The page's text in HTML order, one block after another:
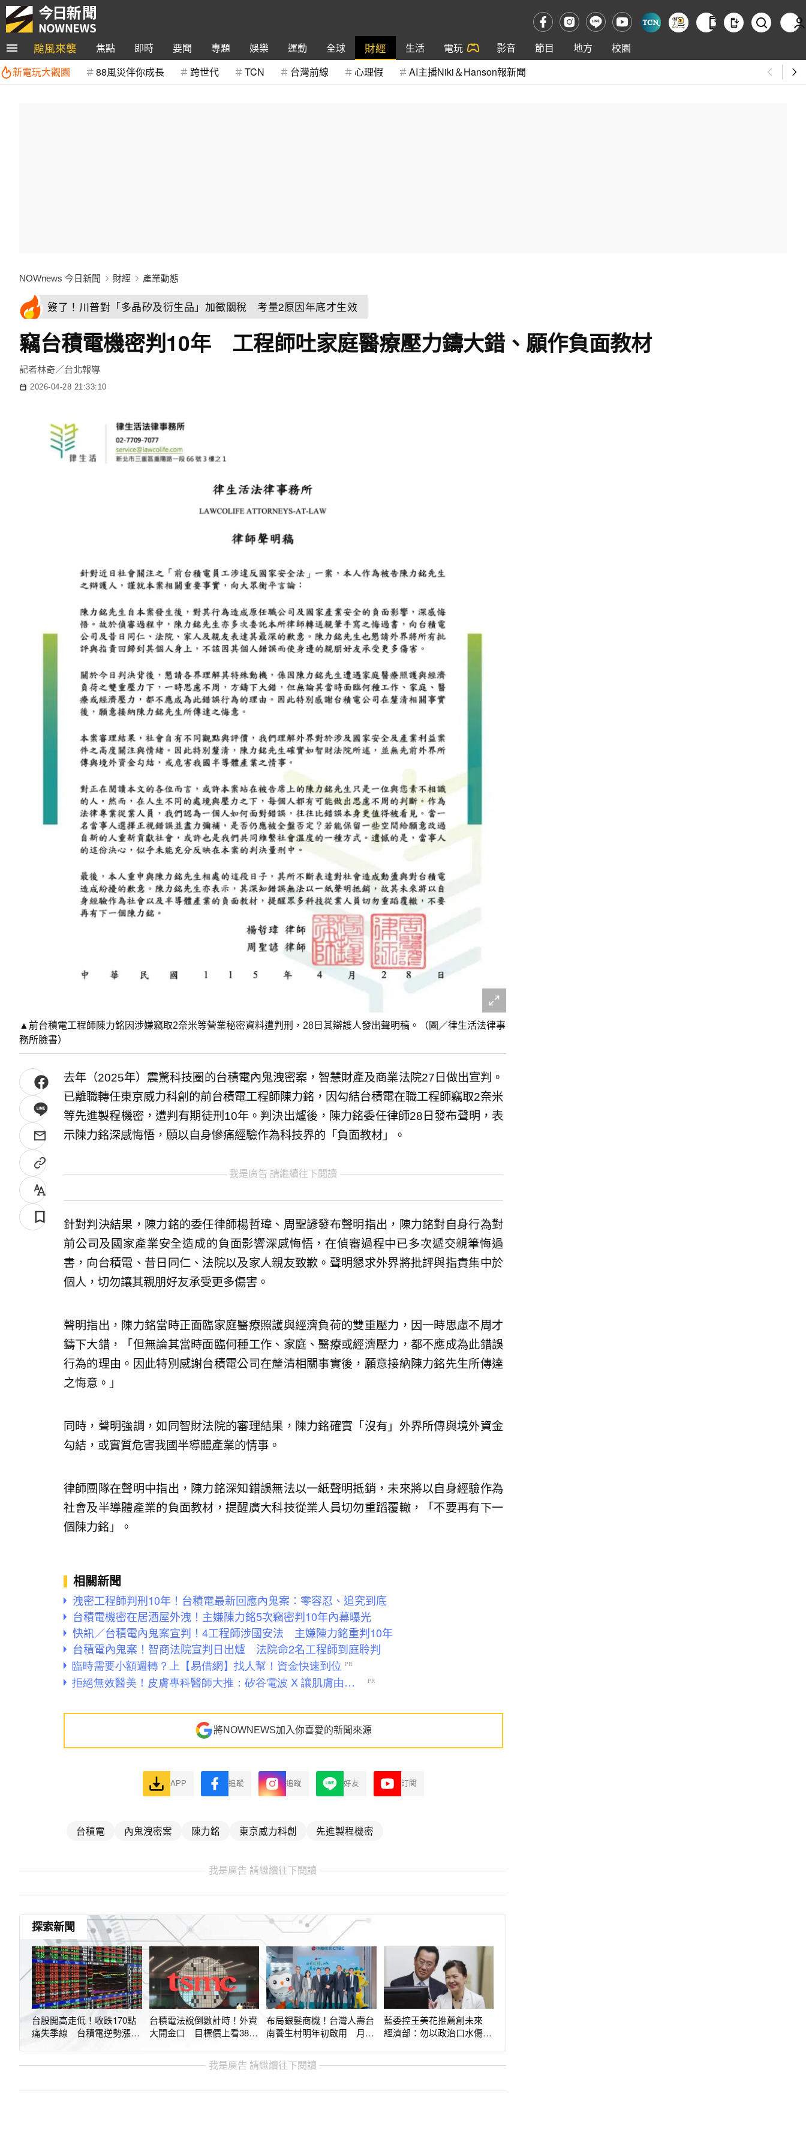
颱風來襲 焦點 即時 要聞 專題 娛樂 運動 全球 財經 生活 電玩 影音 節目 地方
校園
新電玩大觀園
88風災伴你成長 跨世代 TCN 台灣前線 心理假 AI主播Niki＆Hanson報新聞
NOWnews 今日新聞 財經 產業動態
簽了！川普對「多晶矽及衍生品」加徵關稅 考量2原因年底才生效
竊台積電機密判10年 工程師吐家庭醫療壓力鑄大錯、願作負面教材
記者林奇／台北報導
2026-04-28 21:33:10
▲前台積電工程師陳力銘因涉嫌竊取2奈米等營業秘密資料遭判刑，28日其辯護人發出聲明稿。（圖／律生活法律事
務所臉書）
去年（2025年）震驚科技圈的台積電內鬼洩密案，智慧財產及商業法院27日做出宣判。
已離職轉任東京威力科創的前台積電工程師陳力銘，因勾結台積電在職工程師竊取2奈米
等先進製程機密，遭判有期徒刑10年。判決出爐後，陳力銘委任律師28日發布聲明，表
示陳力銘深感悔悟，願以自身慘痛經驗作為科技界的「負面教材」。
我是廣告 請繼續往下閱讀
針對判決結果，陳力銘的委任律師楊哲瑋、周聖諺發布聲明指出，陳力銘對自身行為對
前公司及國家產業安全造成的負面影響深感悔悟，在偵審過程中已多次遞交親筆悔過
書，向台積電、昔日同仁、法院以及家人親友致歉。聲明懇求外界將批評與指責集中於
個人，切勿讓其親朋好友承受更多傷害。
聲明指出，陳力銘當時正面臨家庭醫療照護與經濟負荷的雙重壓力，因一時思慮不周才
鑄下大錯，「但無論其當時面臨何種工作、家庭、醫療或經濟壓力，都不應成為此錯誤
行為的理由。因此特別感謝台積電公司在釐清相關事實後，願意接納陳力銘先生所傳達
之悔意。」
同時，聲明強調，如同智財法院的審理結果，陳力銘確實「沒有」外界所傳與境外資金
勾結，或實質危害我國半導體產業的情事。
律師團隊在聲明中指出，陳力銘深知錯誤無法以一紙聲明抵銷，未來將以自身經驗作為
社會及半導體產業的負面教材，提醒廣大科技從業人員切勿重蹈覆轍，「不要再有下一
個陳力銘」。
相關新聞
洩密工程師判刑10年！台積電最新回應內鬼案：零容忍、追究到底
台積電機密在居酒屋外洩！主嫌陳力銘5次竊密判10年內幕曝光
快訊／台積電內鬼案宣判！4工程師涉國安法 主嫌陳力銘重判10年
台積電內鬼案！智商法院宣判日出爐 法院命2名工程師到庭聆判
將NOWNEWS加入你喜愛的新聞來源
APP 追蹤 追蹤 好友 訂閱
台積電 內鬼洩密案 陳力銘 東京威力科創 先進製程機密
我是廣告 請繼續往下閱讀
探索新聞
台股開高走低！收跌170點
痛失季線 台積電逆勢漲5
台積電法說倒數計時！外資
大開金口 目標價上看3800
布局銀髮商機！台灣人壽台
南養生村明年初啟用 月繳
藍委控王美花推薦創未來
經濟部：勿以政治口水傷害
我是廣告 請繼續往下閱讀